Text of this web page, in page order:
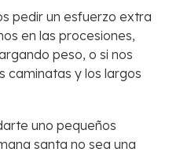
pedir un esfuerzo extra
en las procesiones,
peso, o si nos
caminatas y los largos
uno pequeños
santa no sea una